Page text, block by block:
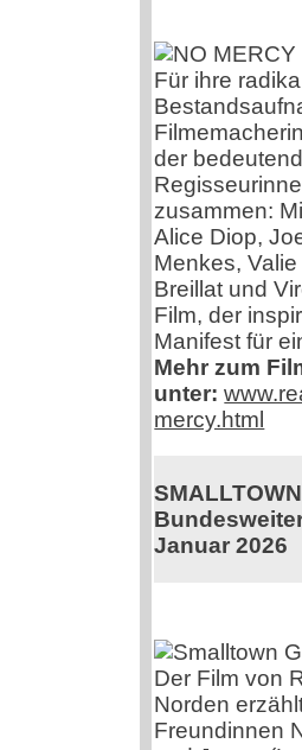
Für ihre
der
zusammen:
Alice Diop,
Menkes,
Breillat und
Film, der
Manifest für
Mehr zum
unter:
mercy.html
Januar 2026
Der Film von
Norden
Freundinnen